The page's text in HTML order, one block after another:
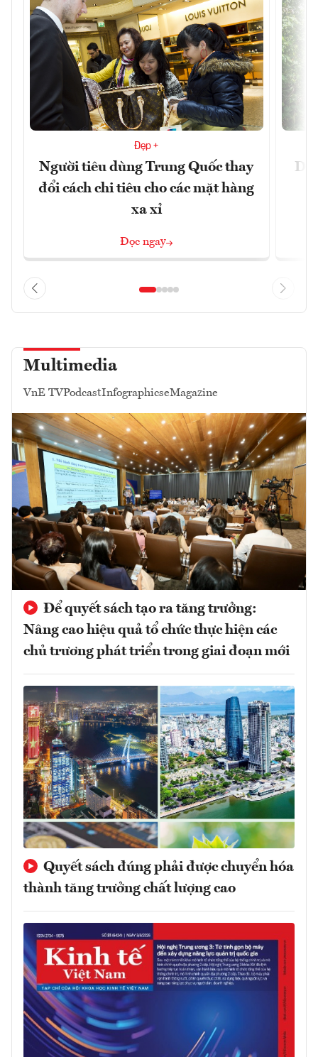
Đẹp +
Người tiêu dùng Trung Quốc thay
đổi cách chi tiêu cho các mặt hàng
xa xỉ
Đọc ngay
Du
Multimedia
VnE TVPodcastInfographicseMagazine
Để quyết sách tạo ra tăng trưởng:
Nâng cao hiệu quả tổ chức thực hiện các
chủ trương phát triển trong giai đoạn mới
Quyết sách đúng phải được chuyển hóa
thành tăng trưởng chất lượng cao